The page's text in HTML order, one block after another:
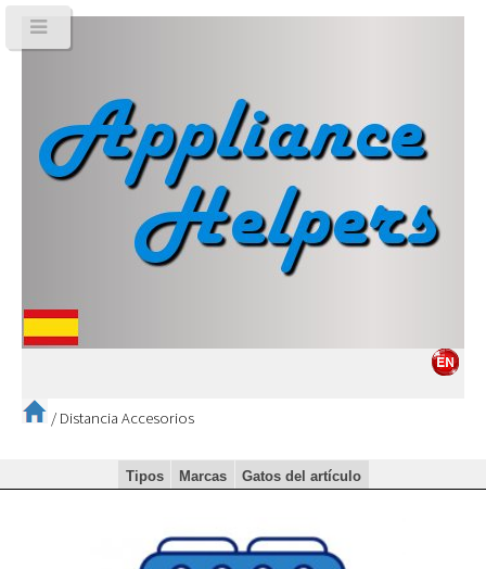
/ Distancia Accesorios
Tipos Marcas Gatos del artículo